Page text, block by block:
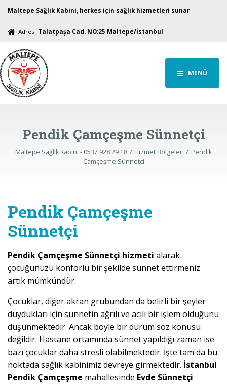
Maltepe Sağlık Kabini, herkes için sağlık hizmetleri sunar
Adres: Talatpaşa Cad. NO:25 Maltepe/İstanbul
MENÜ
Pendik Çamçeşme Sünnetçi
Maltepe Sağlık Kabini - 0537 928 29 18 Hizmet Bölgeleri
Pendik
Çamçeşme Sünnetçi
Pendik Çamçeşme
Sünnetçi
Pendik Çamçeşme Sünnetçi hizmeti alarak
çocuğunuzu konforlu bir şekilde sünnet ettirmeniz
artık mümkündür.
Çocuklar, diğer akran grubundan da belirli bir şeyler
duydukları için sünnetin ağrılı ve acılı bir işlem olduğunu
düşünmektedir. Ancak böyle bir durum söz konusu
değildir. Hastane ortamında sünnet yapıldığı zaman ise
bazı çocuklar daha stresli olabilmektedir. İşte tam da bu
noktada sağlık kabinimiz devreye girmektedir. İstanbul
Pendik Çamçeşme mahallesinde Evde Sünnetçi